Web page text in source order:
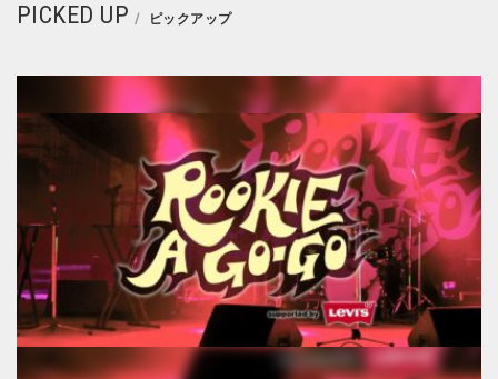
PICKED UP ピックアップ